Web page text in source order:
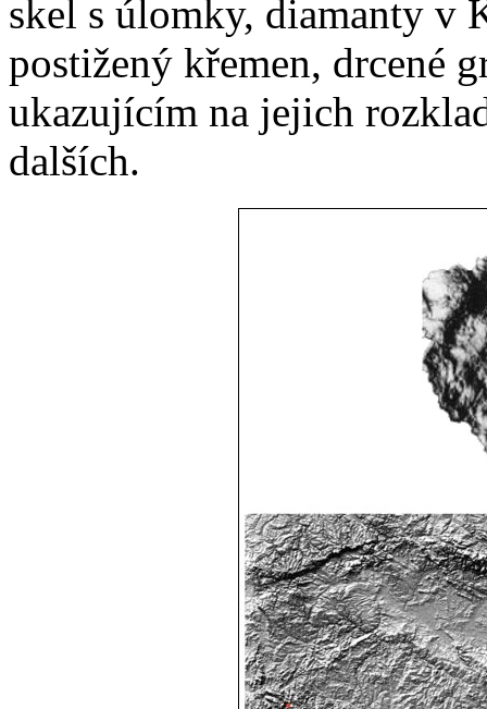
skel s úlomky, diamanty v
postižený křemen, drcené
ukazujícím na jejich
dalších.